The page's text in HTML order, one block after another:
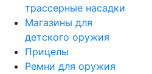
трассерные насадки
Магазины для
детского оружия
Прицелы
Ремни для оружия